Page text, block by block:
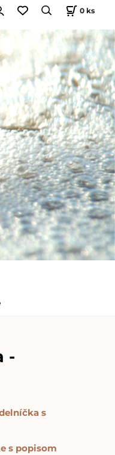
0 ks
-
s
s popisom